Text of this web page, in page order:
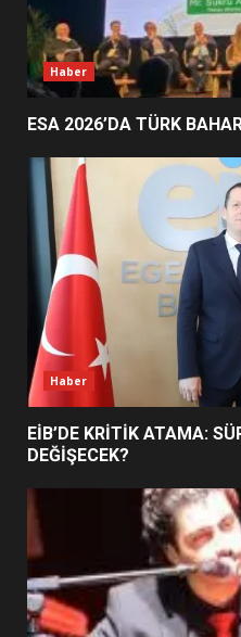
4
5
UZATILDI:
6
YENİ
Haber
ESA 2026’DA TÜRK
Haber
EİB’DE KRİTİK ATAMA:
DEĞİŞECEK?